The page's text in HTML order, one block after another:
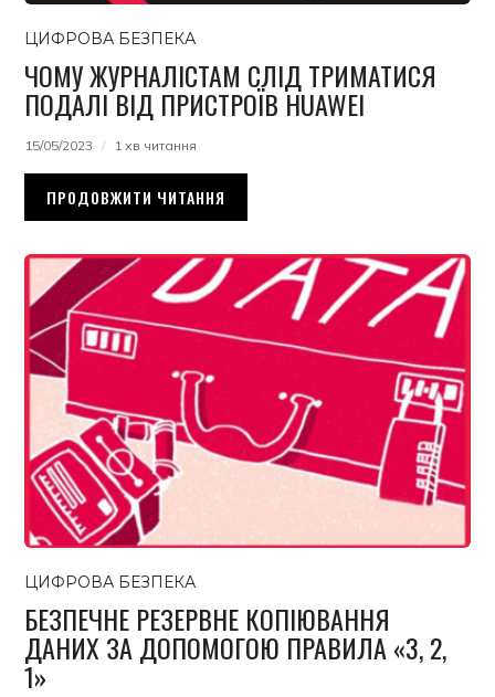
ЦИФРОВА БЕЗПЕКА
ЧОМУ ЖУРНАЛІСТАМ СЛІД ТРИМАТИСЯ
ПОДАЛІ ВІД ПРИСТРОЇВ HUAWEI
15/05/2023 1 хв читання
ПРОДОВЖИТИ ЧИТАННЯ
ЦИФРОВА БЕЗПЕКА
БЕЗПЕЧНЕ РЕЗЕРВНЕ КОПІЮВАННЯ
ДАНИХ ЗА ДОПОМОГОЮ ПРАВИЛА «3, 2,
1»